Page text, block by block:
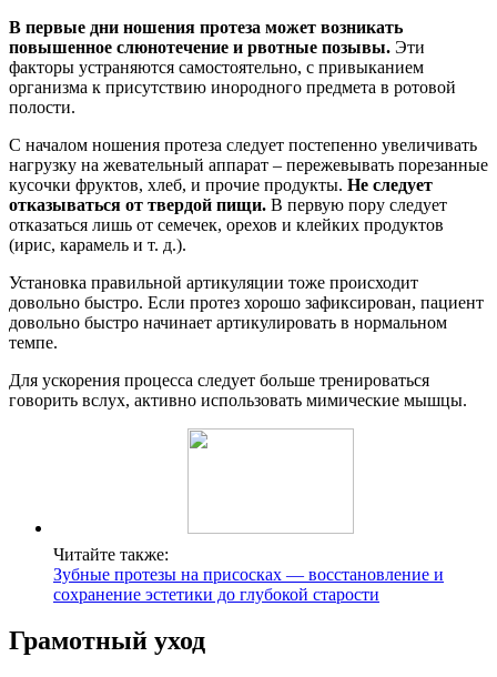
В первые дни ношения протеза может возникать
повышенное слюнотечение и рвотные позывы. Эти
факторы устраняются самостоятельно, с привыканием
организма к присутствию инородного предмета в ротовой
полости.
С началом ношения протеза следует постепенно увеличивать
нагрузку на жевательный аппарат – пережевывать порезанные
кусочки фруктов, хлеб, и прочие продукты. Не следует
отказываться от твердой пищи. В первую пору следует
отказаться лишь от семечек, орехов и клейких продуктов
(ирис, карамель и т. д.).
Установка правильной артикуляции тоже происходит
довольно быстро. Если протез хорошо зафиксирован, пациент
довольно быстро начинает артикулировать в нормальном
темпе.
Для ускорения процесса следует больше тренироваться
говорить вслух, активно использовать мимические мышцы.
Читайте также:
Зубные протезы на присосках — восстановление и
сохранение эстетики до глубокой старости
Грамотный уход